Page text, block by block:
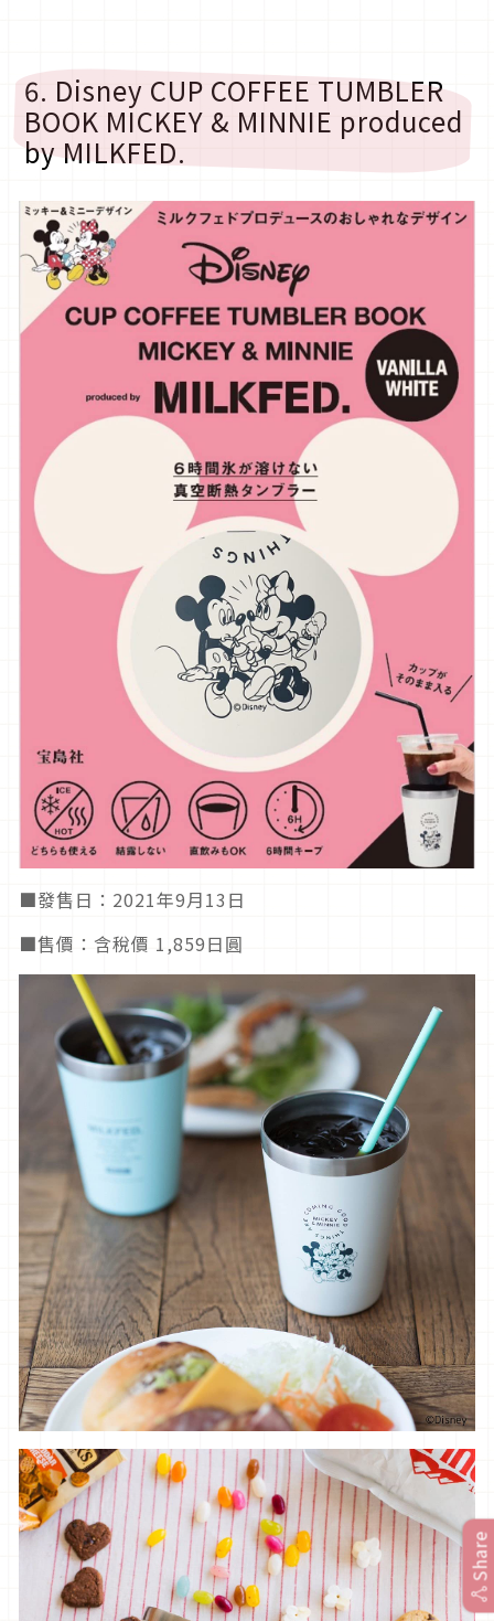
6. Disney CUP COFFEE TUMBLER
BOOK MICKEY & MINNIE produced
by MILKFED.
■發售日：2021年9月13日
■售價：含稅價 1,859日圓
Share